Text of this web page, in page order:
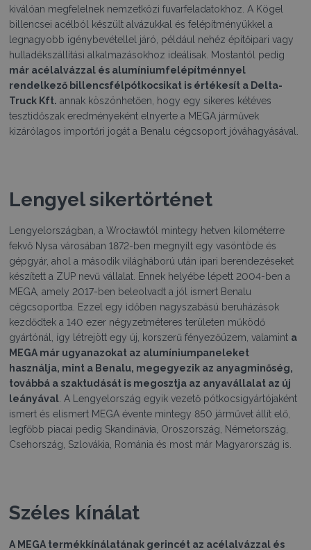
kiválóan megfelelnek nemzetközi fuvarfeladatokhoz. A Kögel
billencsei acélból készült alvázukkal és felépítményükkel a
legnagyobb igénybevétellel járó, például nehéz építőipari vagy
hulladékszállítási alkalmazásokhoz ideálisak. Mostantól pedig
már acélalvázzal és alumíniumfelépítménnyel
rendelkező billencsfélpótkocsikat is értékesít a Delta-
Truck Kft. annak köszönhetően, hogy egy sikeres kétéves
tesztidőszak eredményeként elnyerte a MEGA járművek
kizárólagos importőri jogát a Benalu cégcsoport jóváhagyásával.
Lengyel sikertörténet
Lengyelországban, a Wrocławtól mintegy hetven kilométerre
fekvő Nysa városában 1872-ben megnyílt egy vasöntöde és
gépgyár, ahol a második világháború után ipari berendezéseket
készített a ZUP nevű vállalat. Ennek helyébe lépett 2004-ben a
MEGA, amely 2017-ben beleolvadt a jól ismert Benalu
cégcsoportba. Ezzel egy időben nagyszabású beruházások
kezdődtek a 140 ezer négyzetméteres területen működő
gyártónál, így létrejött egy új, korszerű fényezőüzem, valamint a
MEGA már ugyanazokat az alumíniumpaneleket
használja, mint a Benalu, megegyezik az anyagminőség,
továbbá a szaktudását is megosztja az anyavállalat az új
leányával. A Lengyelország egyik vezető pótkocsigyártójaként
ismert és elismert MEGA évente mintegy 850 járművet állít elő,
legfőbb piacai pedig Skandinávia, Oroszország, Németország,
Csehország, Szlovákia, Románia és most már Magyarország is.
Széles kínálat
A MEGA termékkínálatának gerincét az acélalvázzal és